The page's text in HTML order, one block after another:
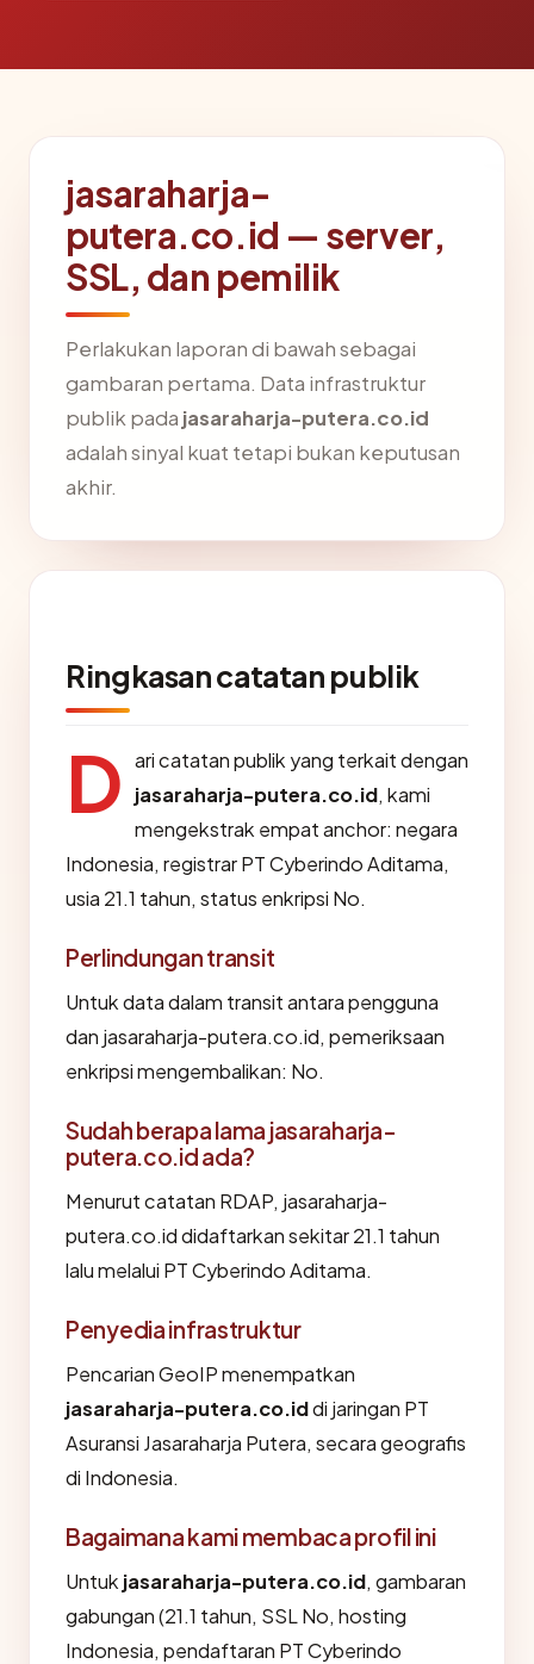
jasaraharja-
putera.co.id — server,
SSL, dan pemilik
Perlakukan laporan di bawah sebagai
gambaran pertama. Data infrastruktur
publik pada jasaraharja-putera.co.id
adalah sinyal kuat tetapi bukan keputusan
akhir.
Ringkasan catatan publik
D ari catatan publik yang terkait dengan
jasaraharja-putera.co.id, kami
mengekstrak empat anchor: negara
Indonesia, registrar PT Cyberindo Aditama,
usia 21.1 tahun, status enkripsi No.
Perlindungan transit
Untuk data dalam transit antara pengguna
dan jasaraharja-putera.co.id, pemeriksaan
enkripsi mengembalikan: No.
Sudah berapa lama jasaraharja-
putera.co.id ada?
Menurut catatan RDAP, jasaraharja-
putera.co.id didaftarkan sekitar 21.1 tahun
lalu melalui PT Cyberindo Aditama.
Penyedia infrastruktur
Pencarian GeoIP menempatkan
jasaraharja-putera.co.iddi jaringan PT
Asuransi Jasaraharja Putera, secara geografis
di Indonesia.
Bagaimana kami membaca profil ini
Untuk jasaraharja-putera.co.id, gambaran
gabungan (21.1 tahun, SSL No, hosting
Indonesia, pendaftaran PT Cyberindo